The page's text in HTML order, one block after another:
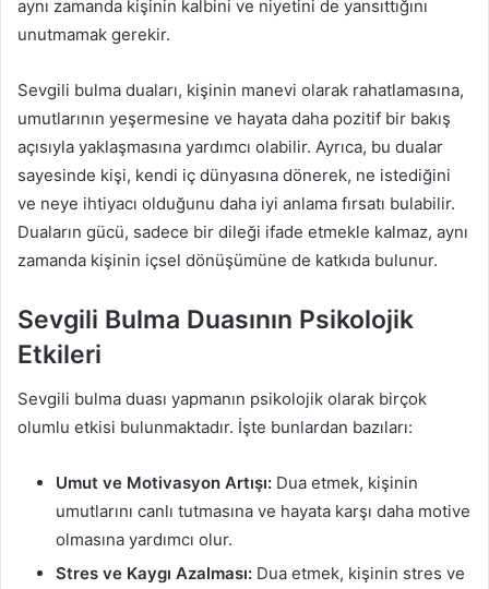
aynı zamanda kişinin kalbini ve niyetini de yansıttığını
unutmamak gerekir.
Sevgili bulma duaları, kişinin manevi olarak rahatlamasına,
umutlarının yeşermesine ve hayata daha pozitif bir bakış
açısıyla yaklaşmasına yardımcı olabilir. Ayrıca, bu dualar
sayesinde kişi, kendi iç dünyasına dönerek, ne istediğini
ve neye ihtiyacı olduğunu daha iyi anlama fırsatı bulabilir.
Duaların gücü, sadece bir dileği ifade etmekle kalmaz, aynı
zamanda kişinin içsel dönüşümüne de katkıda bulunur.
Sevgili Bulma Duasının Psikolojik
Etkileri
Sevgili bulma duası yapmanın psikolojik olarak birçok
olumlu etkisi bulunmaktadır. İşte bunlardan bazıları:
Umut ve Motivasyon Artışı: Dua etmek, kişinin
umutlarını canlı tutmasına ve hayata karşı daha motive
olmasına yardımcı olur.
Stres ve Kaygı Azalması: Dua etmek, kişinin stres ve